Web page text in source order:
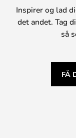
Inspirer og lad
det andet. Tag
så
FÅ